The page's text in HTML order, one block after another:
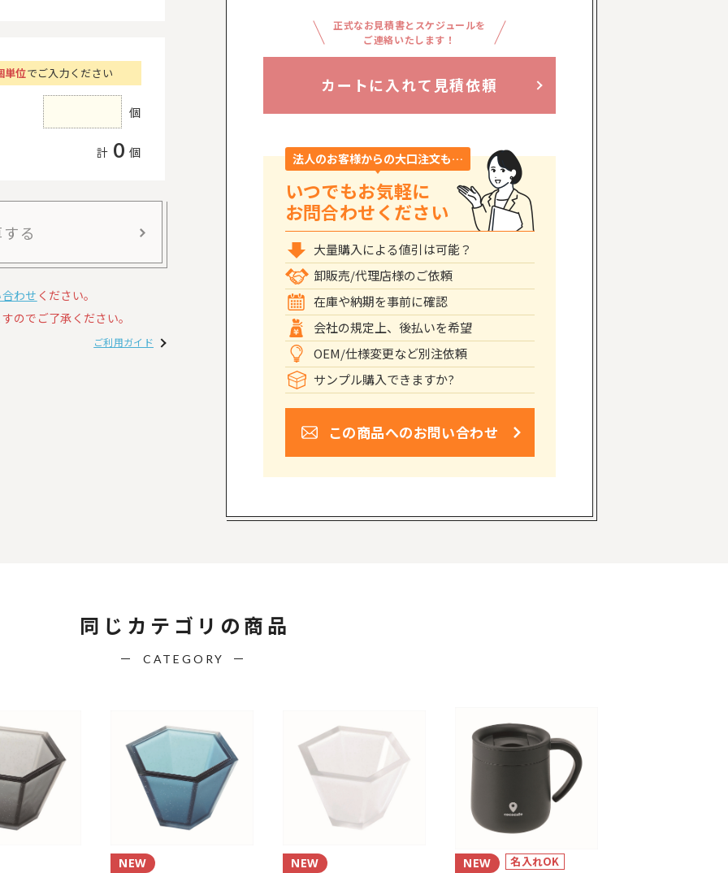
単位でご入力ください
個
計 0 個
る
わせ ください。
のでご了承ください。
ご利用ガイド
正式なお見積書とスケジュールを
ご連絡いたします！
カートに入れて見積依頼
法人のお客様からの大口注文も…
いつでもお気軽に
お問合わせください
大量購入による値引は可能？
卸販売/代理店様のご依頼
在庫や納期を事前に確認
会社の規定上、後払いを希望
OEM/仕様変更など別注依頼
サンプル購入できますか?
この商品へのお問い合わせ
同じカテゴリの商品
CATEGORY
NEW NEW NEW 名入れOK